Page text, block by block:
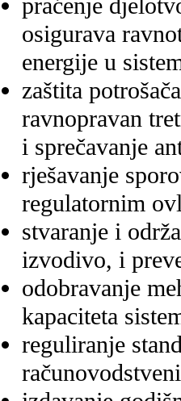
praćenje
osigurava
energije u
zaštita
ravnopravan
i sprečavanje
rješavanje
regulatornim
stvaranje i
izvodivo, i
odobravanje
kapaciteta
reguliranje